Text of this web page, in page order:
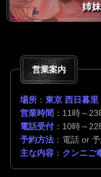
姉
営業案内
場所 ： 東京 西日暮里
営業時間 ：11時～23
電話受付：10時～22
予約方法 ：電話 or
主な内容 ： クンニご